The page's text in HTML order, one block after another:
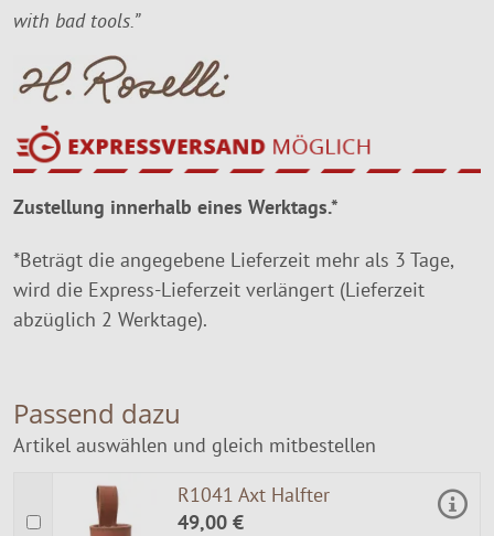
with bad tools.”
Zustellung innerhalb eines Werktags.*
*Beträgt die angegebene Lieferzeit mehr als 3 Tage,
wird die Express-Lieferzeit verlängert (Lieferzeit
abzüglich 2 Werktage).
Passend dazu
Artikel auswählen und gleich mitbestellen
R1041 Axt Halfter
49,00 €